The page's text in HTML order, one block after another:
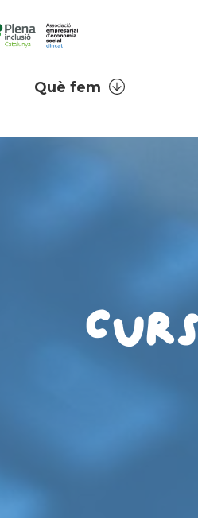
Què fem